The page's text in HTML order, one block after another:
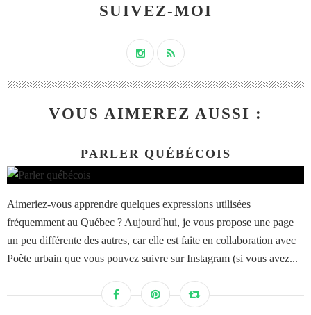
SUIVEZ-MOI
VOUS AIMEREZ AUSSI :
PARLER QUÉBÉCOIS
Aimeriez-vous apprendre quelques expressions utilisées
fréquemment au Québec ? Aujourd'hui, je vous propose une page
un peu différente des autres, car elle est faite en collaboration avec
Poète urbain que vous pouvez suivre sur Instagram (si vous avez...